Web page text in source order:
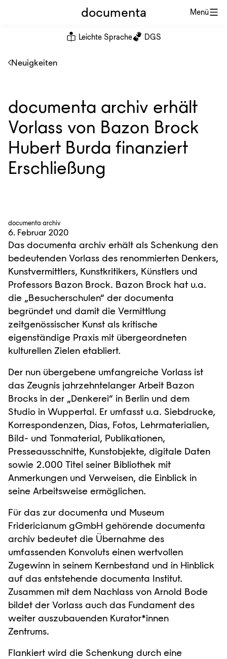
Menü
documenta
Leichte Sprache DGS
Neuigkeiten
documenta archiv erhält
Vorlass von Bazon Brock
Hubert Burda finanziert
Erschließung
documenta archiv
6. Februar 2020
Das documenta archiv erhält als Schenkung den
bedeutenden Vorlass des renommierten Denkers,
Kunstvermittlers, Kunstkritikers, Künstlers und
Professors Bazon Brock. Bazon Brock hat u.a.
die „Besucherschulen“ der documenta
begründet und damit die Vermittlung
zeitgenössischer Kunst als kritische
eigenständige Praxis mit übergeordneten
kulturellen Zielen etabliert.
Der nun übergebene umfangreiche Vorlass ist
das Zeugnis jahrzehntelanger Arbeit Bazon
Brocks in der „Denkerei“ in Berlin und dem
Studio in Wuppertal. Er umfasst u.a. Siebdrucke,
Korrespondenzen, Dias, Fotos, Lehrmaterialien,
Bild- und Tonmaterial, Publikationen,
Presseausschnitte, Kunstobjekte, digitale Daten
sowie 2.000 Titel seiner Bibliothek mit
Anmerkungen und Verweisen, die Einblick in
seine Arbeitsweise ermöglichen.
Für das zur documenta und Museum
Fridericianum gGmbH gehörende documenta
archiv bedeutet die Übernahme des
umfassenden Konvoluts einen wertvollen
Zugewinn in seinem Kernbestand und in Hinblick
auf das entstehende documenta Institut.
Zusammen mit dem Nachlass von Arnold Bode
bildet der Vorlass auch das Fundament des
weiter auszubauenden Kurator*innen
Zentrums.
Flankiert wird die Schenkung durch eine